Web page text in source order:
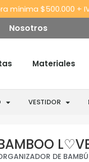
mínima $500.000 +
Nosotros
Materiales
VESTIDOR
DE